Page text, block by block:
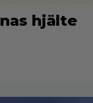
hjälte